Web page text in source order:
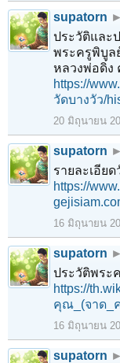
supatorn ►
ประวัติและ
พระครูพิบู
หลวงพ่อดิ่
https://
วัดบางวัว/
20 มิถุนายน
supatorn ►
รายละเอีย
https://
16 มิถุนายน
supatorn ►
ประวัติพระ
https://
คุณ_(จาด_
16 มิถุนายน
supatorn ►